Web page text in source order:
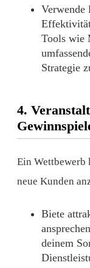
Tools wie
Strategie
4.
Ein Wettbewerb
neue Kunden
Biete
deinem